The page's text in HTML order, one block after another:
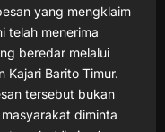
yang mengklaim
telah menerima
beredar melalui
Kajari Barito Timur.
tersebut bukan
diminta